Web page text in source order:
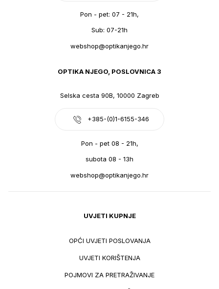
Pon - pet: 07 - 21h,
Sub: 07-21h
webshop@optikanjego.hr
OPTIKA NJEGO, POSLOVNICA 3
Selska cesta 90B, 10000 Zagreb
+385-(0)1-6155-346
Pon - pet 08 - 21h,
subota 08 - 13h
webshop@optikanjego.hr
UVJETI KUPNJE
OPĆI UVJETI POSLOVANJA
UVJETI KORIŠTENJA
POJMOVI ZA PRETRAŽIVANJE